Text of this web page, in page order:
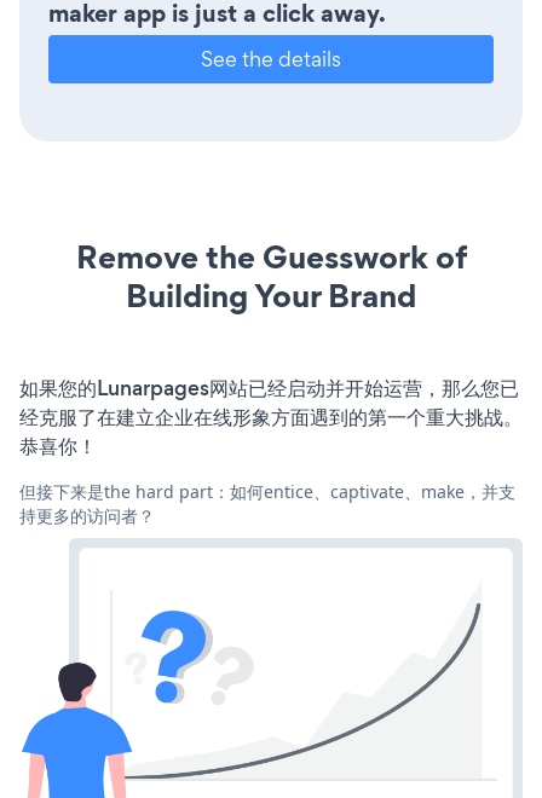
maker app is just a click away.
See the details
Remove the Guesswork of
Building Your Brand
如果您的Lunarpages网站已经启动并开始运营，那么您已
经克服了在建立企业在线形象方面遇到的第一个重大挑战。
恭喜你！
但接下来是the hard part：如何entice、captivate、make，并支
持更多的访问者？